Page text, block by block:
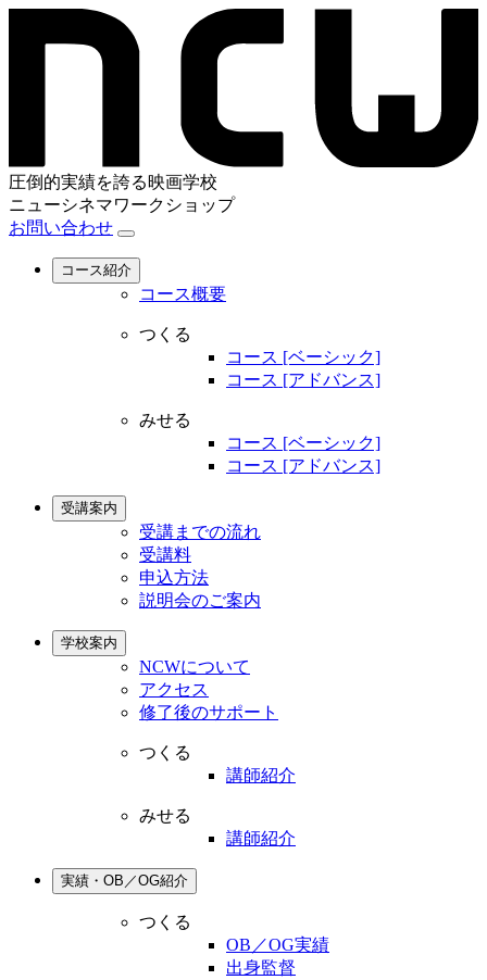
圧倒的実績を誇る映画学校
ニューシネマワークショップ
お問い合わせ
コース紹介
コース概要
つくる
コース [ベーシック]
コース [アドバンス]
みせる
コース [ベーシック]
コース [アドバンス]
受講案内
受講までの流れ
受講料
申込方法
説明会のご案内
学校案内
NCWについて
アクセス
修了後のサポート
つくる
講師紹介
みせる
講師紹介
実績・OB／OG紹介
つくる
OB／OG実績
出身監督